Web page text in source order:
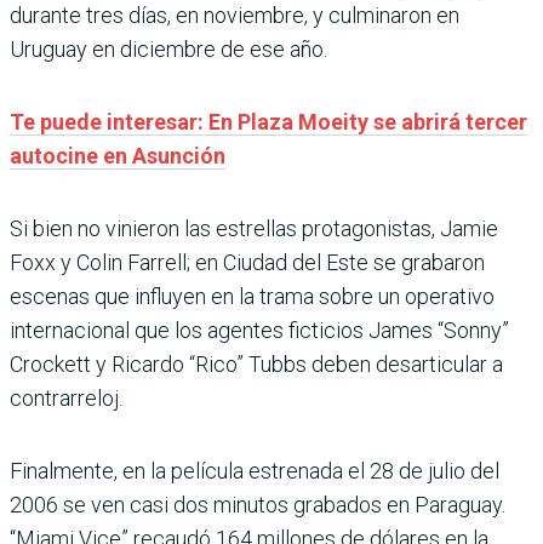
durante tres días, en noviembre, y culminaron en
Uruguay en diciembre de ese año.
Te puede interesar: En Plaza Moeity se abrirá tercer
autocine en Asunción
Si bien no vinieron las estrellas protagonistas, Jamie
Foxx y Colin Farrell; en Ciudad del Este se grabaron
escenas que influyen en la trama sobre un operativo
internacional que los agentes ficticios James “Sonny”
Crockett y Ricardo “Rico” Tubbs deben desarticular a
contrarreloj.
Finalmente, en la película estrenada el 28 de julio del
2006 se ven casi dos minutos grabados en Paraguay.
“Miami Vice” recaudó 164 millones de dólares en la